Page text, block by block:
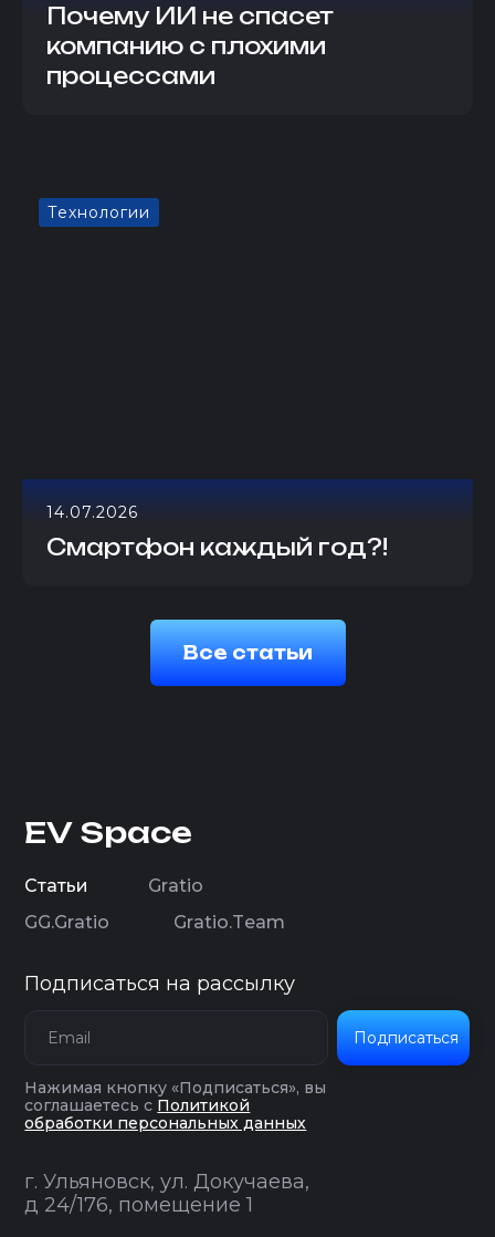
Почему ИИ не спасет
компанию с плохими
процессами
Технологии
14.07.2026
Смартфон каждый год?!
Все статьи
Нажимая кнопку «Подписаться», вы
соглашаетесь с Политикой
обработки персональных данных
Статьи
EV Space
Gratio
GG.Gratio
Gratio.Team
Подписаться на рассылку
г. Ульяновск, ул. Докучаева,
д 24/176, помещение 1
Подписаться